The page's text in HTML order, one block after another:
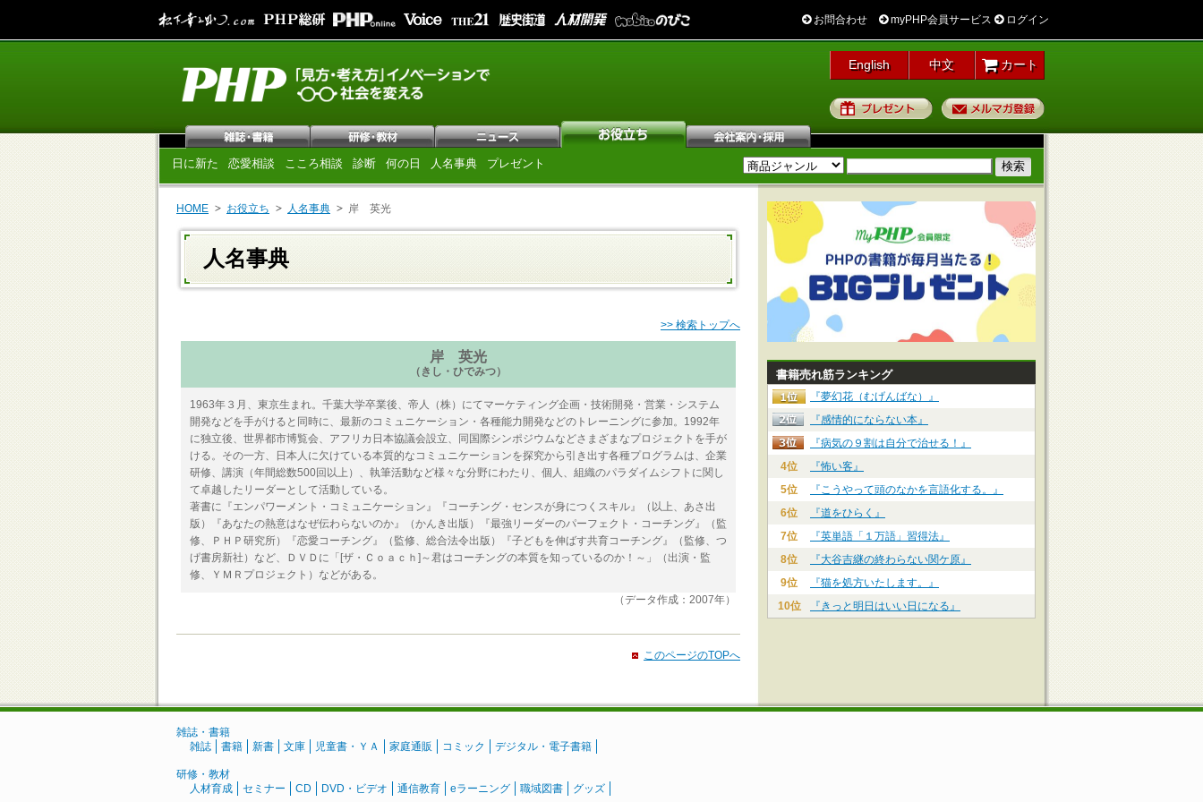
お問合わせ myPHP会員サービス ログイン
English 中文 カート
プレゼント
日に新た 恋愛相談 こころ相談 診断 何の日 人名事典 プレゼント
HOME お役立ち 人名事典 岸 英光
人名事典
>> 検索トップへ
岸 英光
（きし・ひでみつ）
1963年３月、東京生まれ。千葉大学卒業後、帝人（株）にてマーケティング企画・技術開発・営業・システム
開発などを手がけると同時に、最新のコミュニケーション・各種能力開発などのトレーニングに参加。1992年
に独立後、世界都市博覧会、アフリカ日本協議会設立、同国際シンポジウムなどさまざまなプロジェクトを手が
ける。その一方、日本人に欠けている本質的なコミュニケーションを探究から引き出す各種プログラムは、企業
研修、講演（年間総数500回以上）、執筆活動など様々な分野にわたり、個人、組織のパラダイムシフトに関し
て卓越したリーダーとして活動している。
著書に『エンパワーメント・コミュニケーション』『コーチング・センスが身につくスキル』（以上、あさ出
版）『あなたの熱意はなぜ伝わらないのか』（かんき出版）『最強リーダーのパーフェクト・コーチング』（監
修、ＰＨＰ研究所）『恋愛コーチング』（監修、総合法令出版）『子どもを伸ばす共育コーチング』（監修、つ
げ書房新社）など、ＤＶＤに「[ザ・Ｃｏａｃｈ]～君はコーチングの本質を知っているのか！～」（出演・監
修、ＹＭＲプロジェクト）などがある。
（データ作成：2007年）
このページのTOPへ
書籍売れ筋ランキング
『夢幻花（むげんばな）』
『感情的にならない本』
『病気の９割は自分で治せる！』
4位
『怖い客』
5位
『こうやって頭のなかを言語化する。』
6位
『道をひらく』
7位
『英単語「１万語」習得法』
8位
『大谷吉継の終わらない関ケ原』
9位
『猫を処方いたします。』
10位
『きっと明日はいい日になる』
雑誌・書籍
雑誌
書籍 新書 文庫 児童書・ＹＡ 家庭通販 コミック デジタル・電子書籍
研修・教材
人材育成
セミナー CD DVD・ビデオ 通信教育 eラーニング 職域図書 グッズ